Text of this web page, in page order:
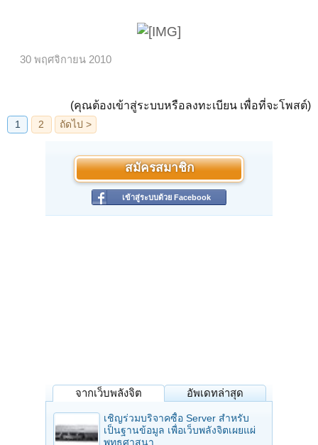
30 พฤศจิกายน 2010
(คุณต้องเข้าสู่ระบบหรือลงทะเบียน เพื่อที่จะโพสต์)
สมัครสมาชิก
เข้าสู่ระบบด้วย Facebook
จากเว็บพลังจิต อัพเดทล่าสุด
เชิญร่วมบริจาคซื้อ Server สำหรับ
เป็นฐานข้อมูล เพื่อเว็บพลังจิตเผยแผ่
พุทธศาสนา